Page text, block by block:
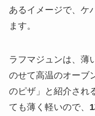
あるイメージで、ケ
ます。
ラフマジュンは、薄
のせて高温のオーブ
のピザ」と紹介され
ても薄く軽いので、